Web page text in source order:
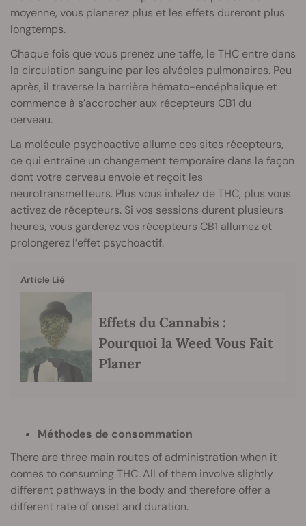
moyenne, vous planerez plus et les effets dureront plus
longtemps.
Chaque fois que vous prenez une taffe, le THC entre dans
la circulation sanguine par les alvéoles pulmonaires. Peu
après, il traverse la barrière hémato-encéphalique et
commence à s’accrocher aux récepteurs CB1 du
cerveau.
La molécule psychoactive allume ces sites récepteurs,
ce qui entraîne un changement temporaire dans la façon
dont votre cerveau envoie et reçoit les
neurotransmetteurs. Plus vous inhalez de THC, plus vous
activez de récepteurs. Si vos sessions durent plusieurs
heures, vous garderez vos récepteurs CB1 allumez et
prolongerez l’effet psychoactif.
Article Lié
Effets du Cannabis :
Pourquoi la Weed Vous Fait
Planer
Méthodes de consommation
There are three main routes of administration when it
comes to consuming THC. All of them involve slightly
different pathways in the body and therefore offer a
different rate of onset and duration.